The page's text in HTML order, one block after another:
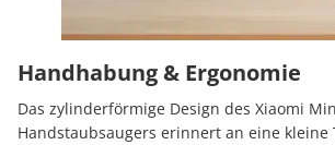
Handhabung & Ergonomie
Das zylinderförmige Design des Xiaomi
Handstaubsaugers erinnert an eine kleine